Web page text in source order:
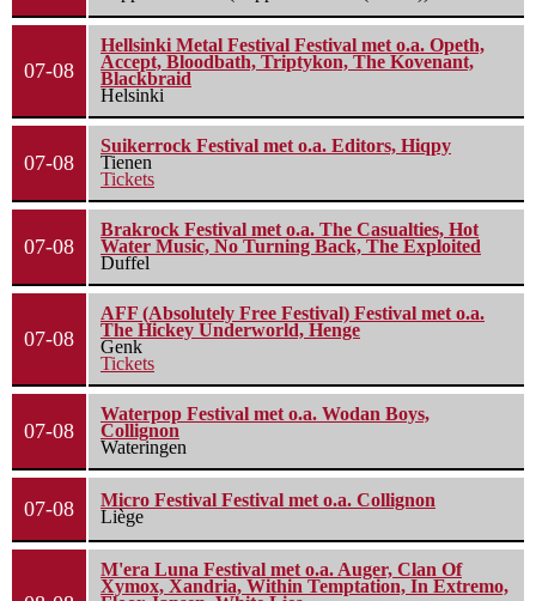
07-08
Hellsinki Metal Festival Festival met o.a. Opeth,
Accept, Bloodbath, Triptykon, The Kovenant,
Blackbraid
Helsinki
07-08
Suikerrock Festival met o.a. Editors, Hiqpy
Tienen
Tickets
07-08
Brakrock Festival met o.a. The Casualties, Hot
Water Music, No Turning Back, The Exploited
Duffel
07-08
AFF (Absolutely Free Festival) Festival met o.a.
The Hickey Underworld, Henge
Genk
Tickets
07-08
Waterpop Festival met o.a. Wodan Boys,
Collignon
Wateringen
07-08
Micro Festival Festival met o.a. Collignon
Liège
M'era Luna Festival met o.a. Auger, Clan Of
Xymox, Xandria, Within Temptation, In Extremo,